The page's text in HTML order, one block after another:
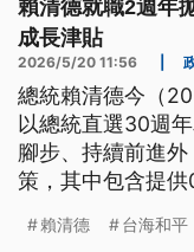
賴清德就職2週年
成長津貼
2026/5/20 11:56
總統賴清德今（
以總統直選30週
腳步、持續前進
策，其中包含提
岸關係方面，賴
賴清德 台海和平